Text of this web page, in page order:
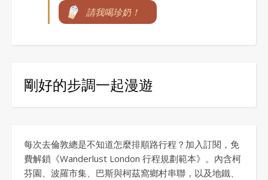
請我喝珍奶！
剛好的步調一起漫遊
每次去倫敦總是不知道怎麼排順路行程？加入訂閱，免
費解鎖《Wanderlust London 行程規劃範本》。內含柯
芬園、波羅市集、巴斯與柯茲窩鄉村串聯，以及地鐵、